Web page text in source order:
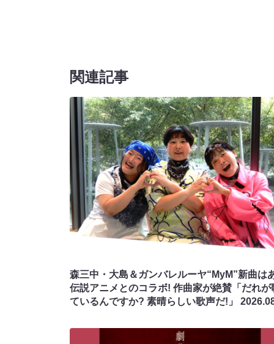
関連記事
森三中・大島＆ガンバレルーヤ“MyM”新曲は
伝説アニメとのコラボ! 作曲家が絶賛「だれが
ているんですか? 素晴らしい歌声だ!」